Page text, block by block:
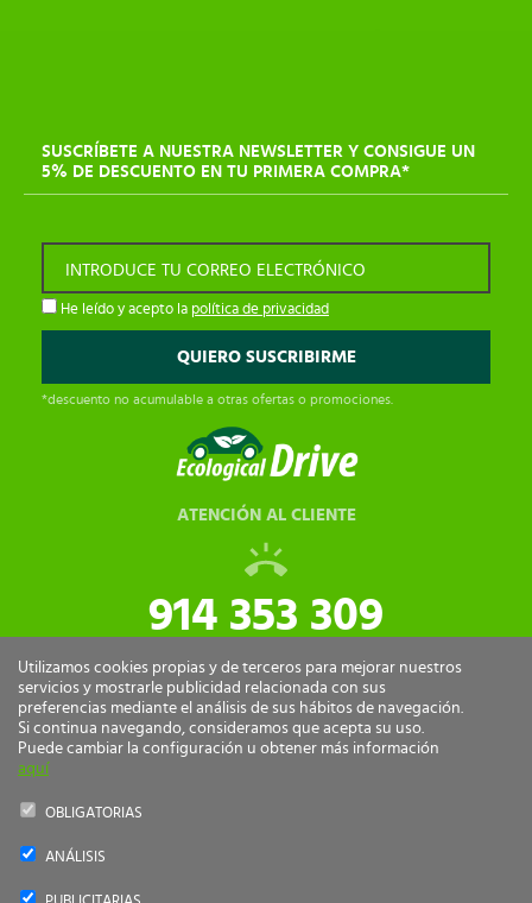
SUSCRÍBETE A NUESTRA NEWSLETTER Y CONSIGUE UN
5% DE DESCUENTO EN TU PRIMERA COMPRA*
INTRODUCE TU CORREO ELECTRÓNICO
He leído y acepto la política de privacidad
*descuento no acumulable a otras ofertas o promociones.
ATENCIÓN AL CLIENTE
914 353 309
tiendaonline@ecologicaldrive.com
Utilizamos cookies propias y de terceros para mejorar nuestros
servicios y mostrarle publicidad relacionada con sus
preferencias mediante el análisis de sus hábitos de navegación.
Si continua navegando, consideramos que acepta su uso.
Puede cambiar la configuración u obtener más información
aquí
OBLIGATORIAS
ANÁLISIS